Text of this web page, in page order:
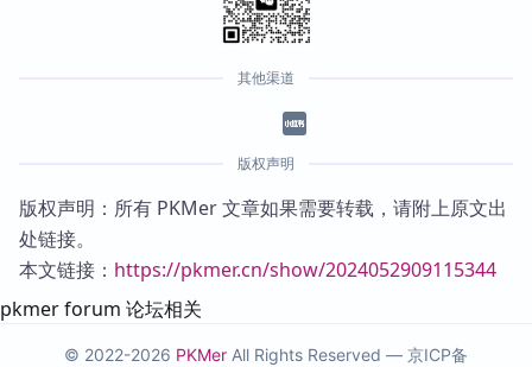
其他渠道
版权声明
版权声明：所有 PKMer 文章如果需要转载，请附上原文出
处链接。
本文链接： https://pkmer.cn/show/2024052909115344
pkmer forum 论坛相关
© 2022-2026 PKMer All Rights Reserved — 京ICP备